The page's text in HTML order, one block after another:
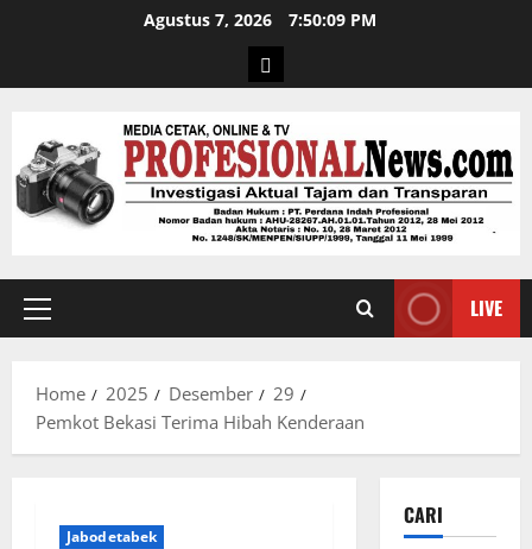
Agustus 7, 2026 7:50:09 PM
LIVE
Home 2025 Desember
29
Pemkot Bekasi Terima Hibah Kenderaan
Jabodetabek
CARI